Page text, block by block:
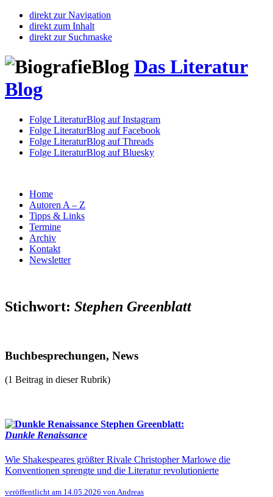
direkt zur Navigation
direkt zum Inhalt
direkt zur Suchmaske
Das Literatur
Blog
Folge LiteraturBlog auf Instagram
Folge LiteraturBlog auf Facebook
Folge LiteraturBlog auf Threads
Folge LiteraturBlog auf Bluesky
Home
Autoren A – Z
Tipps & Links
Termine
Archiv
Kontakt
Newsletter
Stichwort: Stephen Greenblatt
Buchbesprechungen, News
(1 Beitrag in dieser Rubrik)
Stephen Greenblatt:
Dunkle Renaissance
Wie Shakespeares größter Rivale Christopher Marlowe die
Konventionen sprengte und die Literatur revolutionierte
veröffentlicht am 14.05.2026 von Andreas